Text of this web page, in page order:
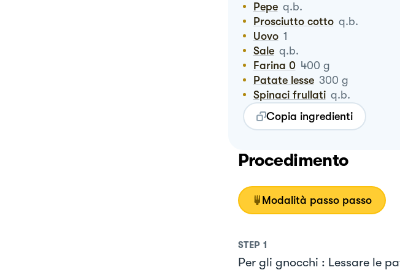
Pepe q.b.
Prosciutto cotto q.b.
Uovo 1
Sale q.b.
Farina 0 400 g
Patate lesse 300 g
Spinaci frullati q.b.
Copia ingredienti
Procedimento
Modalità passo passo
STEP 1
Per gli gnocchi : Lessare le